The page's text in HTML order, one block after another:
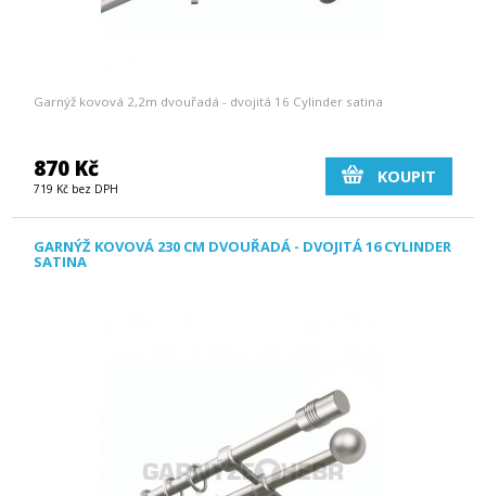
Garnýž kovová 2,2m dvouřadá - dvojitá 16 Cylinder satina
870 Kč
719 Kč bez DPH
KOUPIT
GARNÝŽ KOVOVÁ 230 CM DVOUŘADÁ - DVOJITÁ 16 CYLINDER
SATINA